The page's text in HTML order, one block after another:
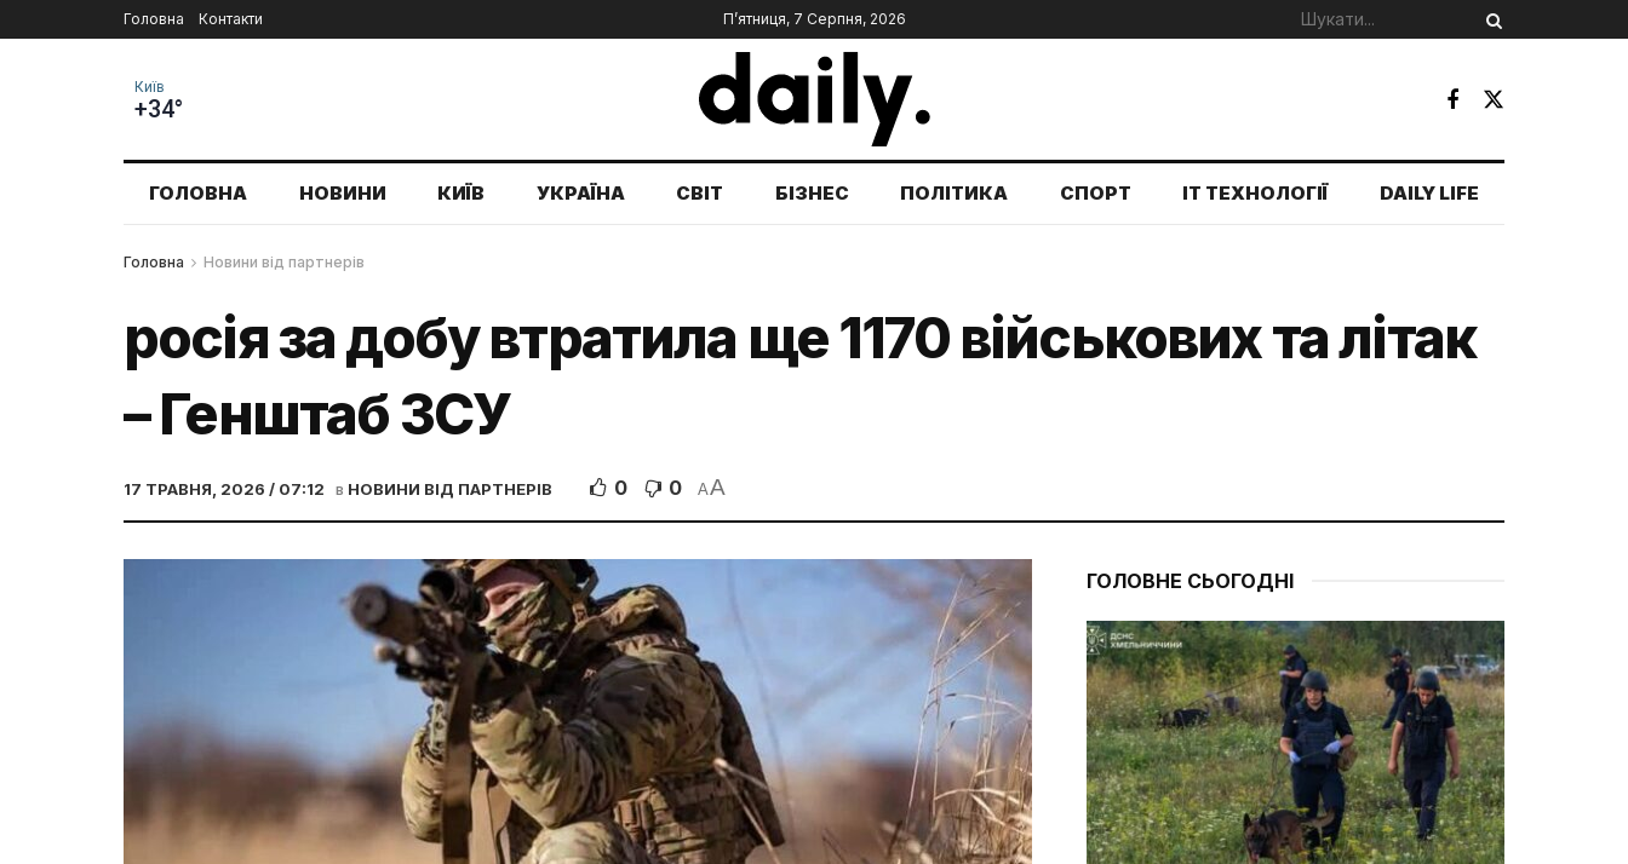
Головна Контакти П’ятниця, 7 Серпня, 2026
Київ
+34°
ГОЛОВНА НОВИНИ КИЇВ УКРАЇНА СВІТ БІЗНЕС ПОЛІТИКА СПОРТ IT ТЕХНОЛОГІЇ DAILY LIFE
Головна Новини від партнерів
росія за добу втратила ще 1170 військових та літак
– Генштаб ЗСУ
17 ТРАВНЯ, 2026 / 07:12 в НОВИНИ ВІД ПАРТНЕРІВ 0 0 AA
ГОЛОВНЕ СЬОГОДНІ